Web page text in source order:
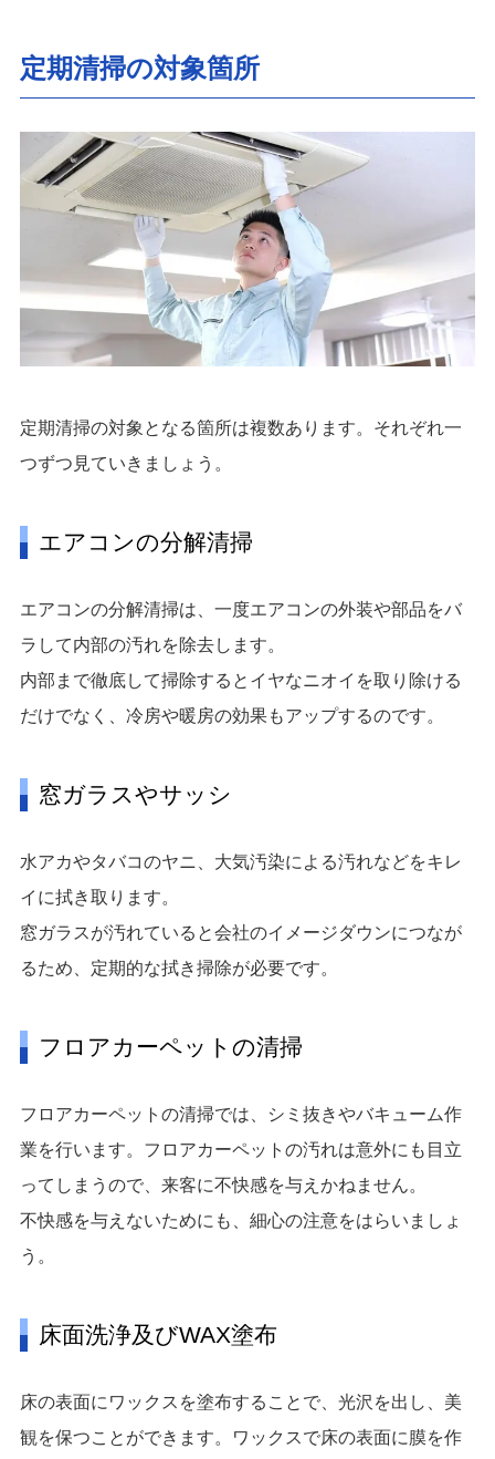
定期清掃の対象箇所
定期清掃の対象となる箇所は複数あります。それぞれ一
つずつ見ていきましょう。
エアコンの分解清掃
エアコンの分解清掃は、一度エアコンの外装や部品をバ
ラして内部の汚れを除去します。
内部まで徹底して掃除するとイヤなニオイを取り除ける
だけでなく、冷房や暖房の効果もアップするのです。
窓ガラスやサッシ
水アカやタバコのヤニ、大気汚染による汚れなどをキレ
イに拭き取ります。
窓ガラスが汚れていると会社のイメージダウンにつなが
るため、定期的な拭き掃除が必要です。
フロアカーペットの清掃
フロアカーペットの清掃では、シミ抜きやバキューム作
業を行います。フロアカーペットの汚れは意外にも目立
ってしまうので、来客に不快感を与えかねません。
不快感を与えないためにも、細心の注意をはらいましょ
う。
床面洗浄及びWAX塗布
床の表面にワックスを塗布することで、光沢を出し、美
観を保つことができます。ワックスで床の表面に膜を作